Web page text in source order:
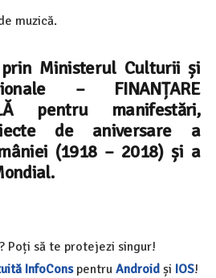
muzică.
Ministerul Culturii și
– FINANȚARE
pentru manifestări,
de aniversare a
(1918 – 2018) și a
Poți să te protejezi singur!
InfoConspentru Android și IOS!